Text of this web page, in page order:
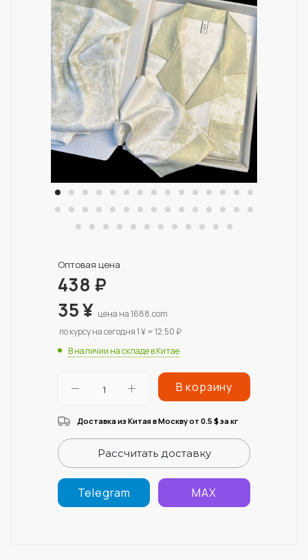
Оптовая цена
438 ₽
35¥ цена на 1688.com
по курсу на сегодня 1 ¥ = 12.50 ₽
В наличии на складе в Китае
В корзину
Доставка из Китая в Москву от 0.5 $за кг
Рассчитать доставку
Telegram MAX